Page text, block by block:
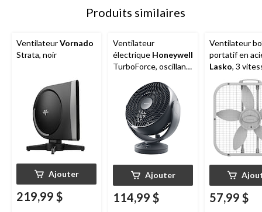
Produits similaires
VentilateurVornado
Strata, noir
Ajouter
219,99 $
Ventilateur
électrique Honeywell
TurboForce, oscillant,
vitesses, noir
Ajouter
114,99 $
Ventilateur
portatif en
Lasko, 3
blanc, 20 po
57,99 $